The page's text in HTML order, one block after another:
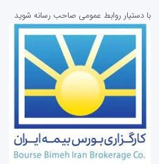
روابط عمومی خبرگزاری گزارش خبر
با دستیار روابط عمومی صاحب رسانه شوید